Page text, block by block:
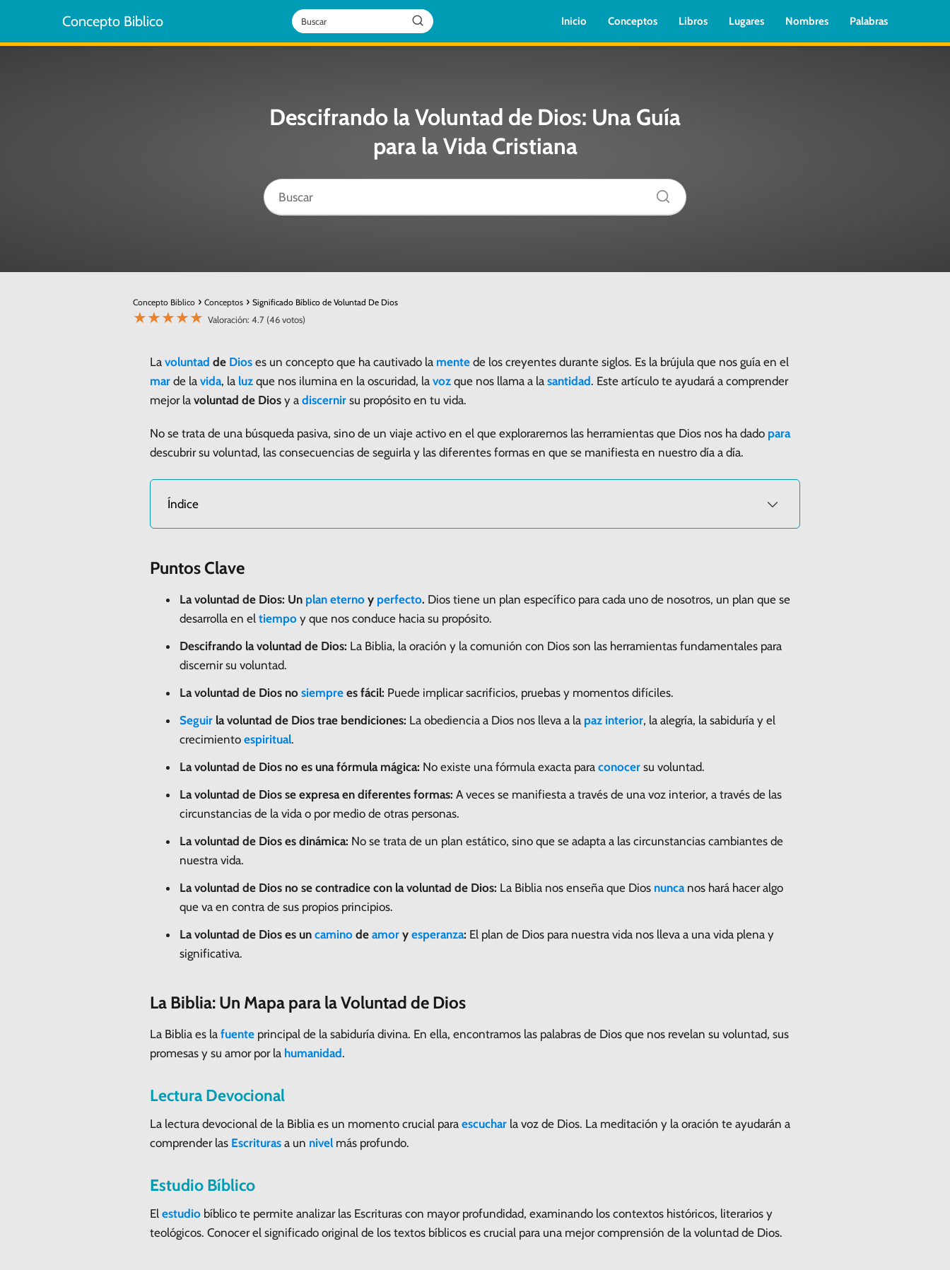
Concepto Biblico Inicio Conceptos Libros Lugares Nombres Palabras
Descifrando la Voluntad de Dios: Una Guía
para la Vida Cristiana
Concepto Biblico Conceptos Significado Bíblico de Voluntad De Dios
★★★★★ Valoración: 4.7 (46 votos)
La voluntad de Dios es un concepto que ha cautivado la mente de los creyentes durante siglos. Es la brújula que nos guía en el
mar de la vida, la luz que nos ilumina en la oscuridad, la voz que nos llama a la santidad. Este artículo te ayudará a comprender
mejor la voluntad de Dios y a discernir su propósito en tu vida.
No se trata de una búsqueda pasiva, sino de un viaje activo en el que exploraremos las herramientas que Dios nos ha dado para
descubrir su voluntad, las consecuencias de seguirla y las diferentes formas en que se manifiesta en nuestro día a día.
Índice
Puntos Clave
La voluntad de Dios: Un plan eterno y perfecto. Dios tiene un plan específico para cada uno de nosotros, un plan que se
desarrolla en el tiempo y que nos conduce hacia su propósito.
Descifrando la voluntad de Dios: La Biblia, la oración y la comunión con Dios son las herramientas fundamentales para
discernir su voluntad.
La voluntad de Dios no siempre es fácil: Puede implicar sacrificios, pruebas y momentos difíciles.
Seguir la voluntad de Dios trae bendiciones: La obediencia a Dios nos lleva a la paz interior, la alegría, la sabiduría y el
crecimiento espiritual.
La voluntad de Dios no es una fórmula mágica: No existe una fórmula exacta para conocer su voluntad.
La voluntad de Dios se expresa en diferentes formas: A veces se manifiesta a través de una voz interior, a través de las
circunstancias de la vida o por medio de otras personas.
La voluntad de Dios es dinámica: No se trata de un plan estático, sino que se adapta a las circunstancias cambiantes de
nuestra vida.
La voluntad de Dios no se contradice con la voluntad de Dios: La Biblia nos enseña que Dios nuncanos hará hacer algo
que va en contra de sus propios principios.
La voluntad de Dios es un camino de amor y esperanza: El plan de Dios para nuestra vida nos lleva a una vida plena y
significativa.
La Biblia: Un Mapa para la Voluntad de Dios
La Biblia es la fuente principal de la sabiduría divina. En ella, encontramos las palabras de Dios que nos revelan su voluntad, sus
promesas y su amor por la humanidad.
Lectura Devocional
La lectura devocional de la Biblia es un momento crucial para escuchar la voz de Dios. La meditación y la oración te ayudarán a
comprender las Escrituras a un nivel más profundo.
Estudio Bíblico
El estudio bíblico te permite analizar las Escrituras con mayor profundidad, examinando los contextos históricos, literarios y
teológicos. Conocer el significado original de los textos bíblicos es crucial para una mejor comprensión de la voluntad de Dios.